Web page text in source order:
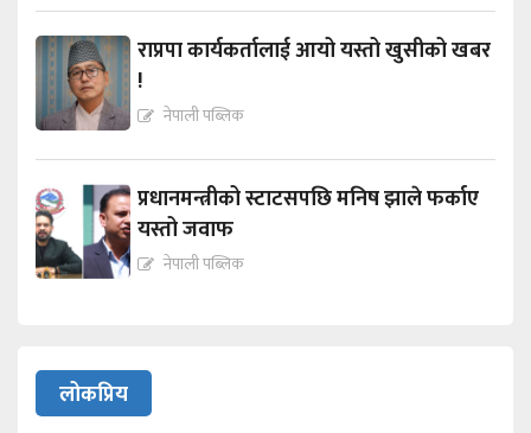
राप्रपा कार्यकर्तालाई आयो यस्तो खुसीको खबर
!
नेपाली पब्लिक
प्रधानमन्त्रीको स्टाटसपछि मनिष झाले फर्काए
यस्तो जवाफ
नेपाली पब्लिक
लोकप्रिय